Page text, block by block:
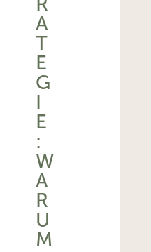
A
T
E
G
I
E
:
W
A
R
U
M